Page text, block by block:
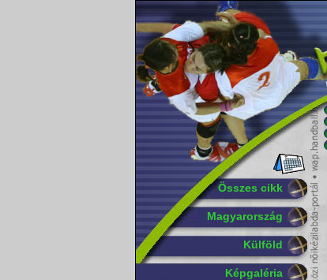
Összes cikk
Magyarország
Külföld
Képgaléria